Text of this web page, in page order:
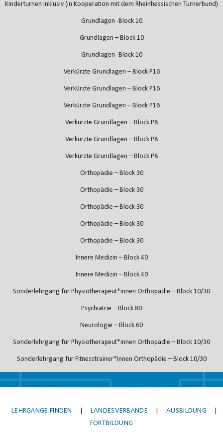
Kinderturnen inklusiv (in Kooperation mit dem Rheinhessischen Turnerbund)
Grundlagen -Block 10
Grundlagen – Block 10
Grundlagen -Block 10
Verkürzte Grundlagen – Block P16
Verkürzte Grundlagen – Block P16
Verkürzte Grundlagen – Block P16
Verkürzte Grundlagen – Block P8
Verkürzte Grundlagen – Block P8
Verkürzte Grundlagen – Block P8
Orthopädie – Block 30
Orthopädie – Block 30
Orthopädie – Block 30
Orthopädie – Block 30
Orthopädie – Block 30
Innere Medizin – Block 40
Innere Medizin – Block 40
Sonderlehrgang für Physiotherapeut*innen Orthopädie – Block 10/30
Psychiatrie – Block 80
Neurologie – Block 60
Sonderlehrgang für Physiotherapeut*innen Orthopädie – Block 10/30
Sonderlehrgang für Fitnesstrainer*innen Orthopädie – Block 10/30
LEHRGÄNGE FINDEN LANDESVERBÄNDE AUSBILDUNG
FORTBILDUNG